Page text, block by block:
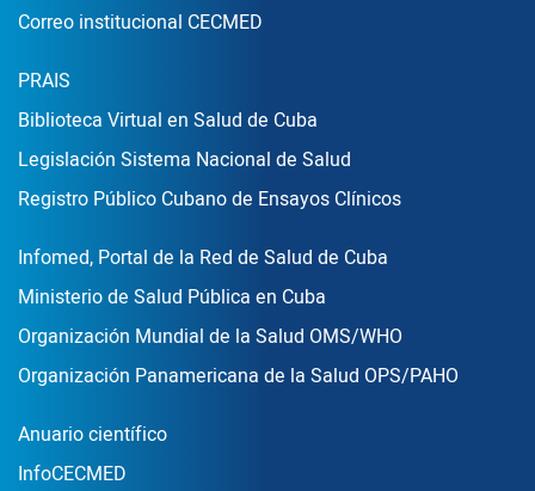
Correo institucional CECMED
Enlace Footer2
PRAIS
Biblioteca Virtual en Salud de Cuba
Legislación Sistema Nacional de Salud
Registro Público Cubano de Ensayos Clínicos
Enlace Footer3
Infomed, Portal de la Red de Salud de Cuba
Ministerio de Salud Pública en Cuba
Organización Mundial de la Salud OMS/WHO
Organización Panamericana de la Salud OPS/PAHO
Publicaciones
Anuario científico
InfoCECMED